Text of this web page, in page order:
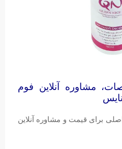
مشاوره آنلاین فوم
برای قیمت و مشاوره آنلاین